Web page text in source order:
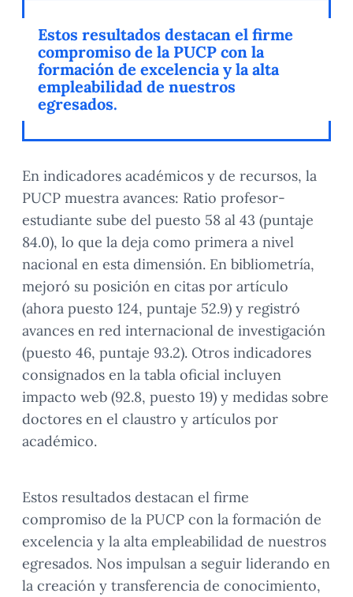
Estos resultados destacan el firme
compromiso de la PUCP con la
formación de excelencia y la alta
empleabilidad de nuestros
egresados.
En indicadores académicos y de recursos, la
PUCP muestra avances: Ratio profesor-
estudiante sube del puesto 58 al 43 (puntaje
84.0), lo que la deja como primera a nivel
nacional en esta dimensión. En bibliometría,
mejoró su posición en citas por artículo
(ahora puesto 124, puntaje 52.9) y registró
avances en red internacional de investigación
(puesto 46, puntaje 93.2). Otros indicadores
consignados en la tabla oficial incluyen
impacto web (92.8, puesto 19) y medidas sobre
doctores en el claustro y artículos por
académico.
Estos resultados destacan el firme
compromiso de la PUCP con la formación de
excelencia y la alta empleabilidad de nuestros
egresados. Nos impulsan a seguir liderando en
la creación y transferencia de conocimiento,